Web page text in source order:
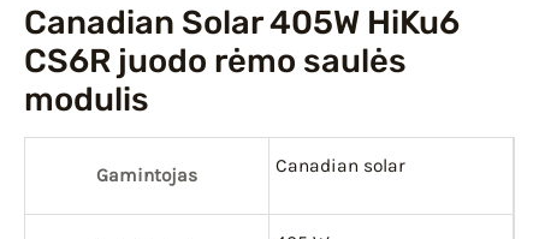
Canadian Solar 405W HiKu6
CS6R juodo rėmo saulės
modulis
Gamintojas Canadian solar